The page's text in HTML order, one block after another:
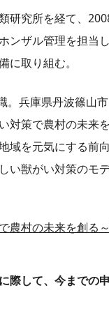
研究所を経て、
ンザル管理を担当
に取り組む。
。兵庫県丹波篠山
対策で農村の未来
域を元気にする前
い獣がい対策のモ
農村の未来を創
際して、今までの